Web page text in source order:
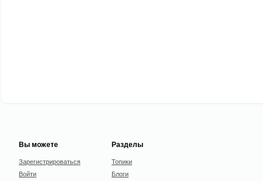
Вы можете
Зарегистрироваться
Войти
Разделы
Топики
Блоги